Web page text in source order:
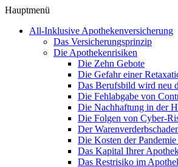
Hauptmenü
All-Inklusive Apothekenversicherung
Das Versicherungsprinzip
Die Apothekenrisiken
Die Zehn Gebote
Die Gefahr einer
Das Berufsbild wird neu
Die Fehlabgabe von
Die Nachhaftung in der
Die Folgen von Cyber-
Der
Die Kosten der Pandemie
Das Kapital Ihrer
Das Restrisiko im